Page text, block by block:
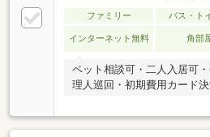
ファミリー バス・ト
インターネット無料 角部
ペット相談可・二人入居可
理人巡回・初期費用カード